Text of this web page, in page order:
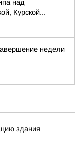
над
Курской...
недели
здания